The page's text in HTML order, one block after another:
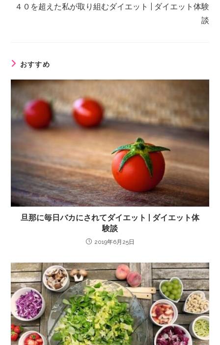
４０を超えた私が取り組むダイエット | ダイエット体験
談
おすすめ
旦那に毎日バカにされてダイエット | ダイエット体
験談
2019年6月25日